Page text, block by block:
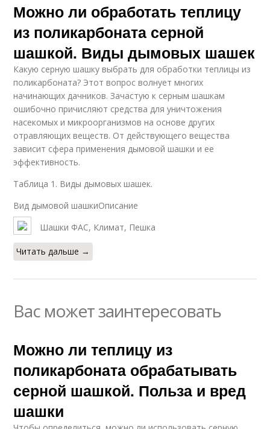
Можно ли обработать теплицу
из поликарбоната серной
шашкой. Виды дымовых шашек
Какую серную шашку выбрать для обработки теплицы из
поликарбоната? Этот вопрос волнует многих
начинающих дачников. Зачастую к серным шашкам
ошибочно причисляют средства для уничтожения
насекомых и микроорганизмов на основе других
отравляющих веществ. От действующего вещества
зависит сфера применения дымовой шашки и ее
эффективность.
Таблица 1. Виды дымовых шашек.
Вид дымовой шашкиОписание
Шашки ФАС, Климат, Пешка
Читать дальше →
Вас может заинтересовать
Можно ли теплицу из
поликарбоната обрабатывать
серной шашкой. Польза и вред
шашки